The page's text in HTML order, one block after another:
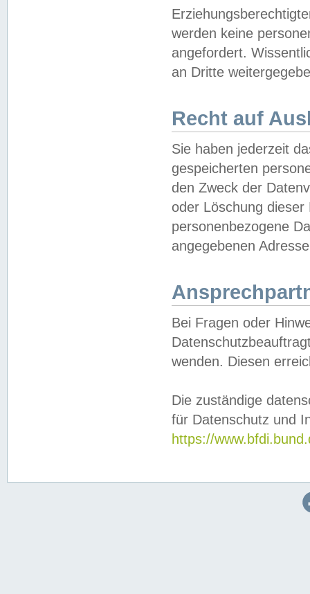
werden keine
angefordert.
an Dritte
Recht auf
Sie haben jederzeit
gespeicherten
den Zweck der
oder Löschung
personenbezogene
angegebenen
Bei Fragen oder
wenden. Diesen
Die zuständige
für Datenschutz und
https://